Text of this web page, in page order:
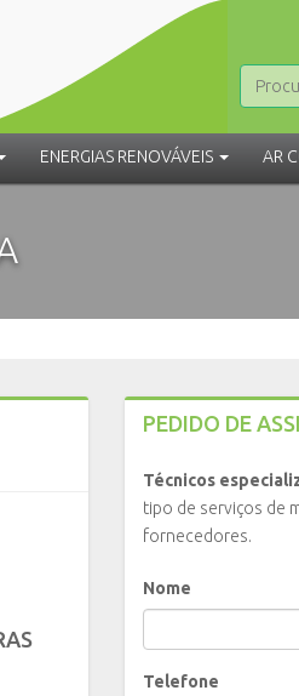
ENERGIAS RENOVÁVEIS AR
PEDIDO DE
Técnicos
tipo de serviços de
fornecedores.
Nome
Telefone